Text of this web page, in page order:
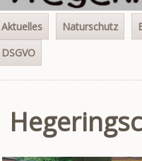
Navigation
überspringen
Aktuelles Naturschutz
DSGVO